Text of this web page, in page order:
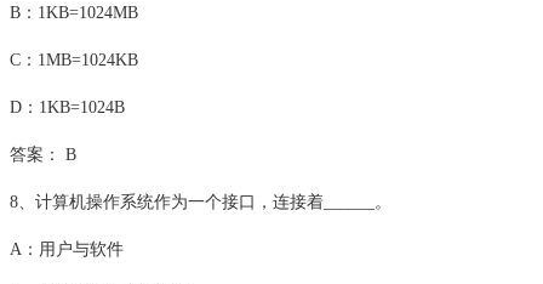
B：1KB=1024MB
C：1MB=1024KB
D：1KB=1024B
答案： B
8、计算机操作系统作为一个接口，连接着______。
A：用户与软件